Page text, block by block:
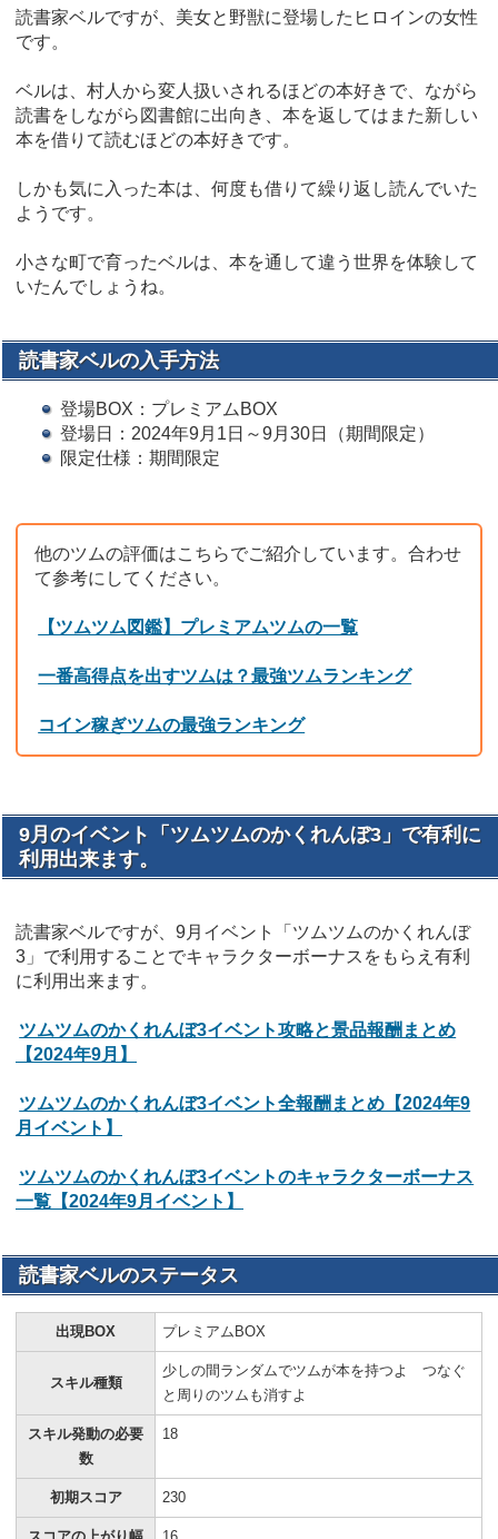
読書家ベルですが、美女と野獣に登場したヒロインの女性
です。
ベルは、村人から変人扱いされるほどの本好きで、ながら
読書をしながら図書館に出向き、本を返してはまた新しい
本を借りて読むほどの本好きです。
しかも気に入った本は、何度も借りて繰り返し読んでいた
ようです。
小さな町で育ったベルは、本を通して違う世界を体験して
いたんでしょうね。
読書家ベルの入手方法
登場BOX：プレミアムBOX
登場日：2024年9月1日～9月30日（期間限定）
限定仕様：期間限定
他のツムの評価はこちらでご紹介しています。合わせ
て参考にしてください。
【ツムツム図鑑】プレミアムツムの一覧
一番高得点を出すツムは？最強ツムランキング
コイン稼ぎツムの最強ランキング
9月のイベント「ツムツムのかくれんぼ3」で有利に
利用出来ます。
読書家ベルですが、9月イベント「ツムツムのかくれんぼ
3」で利用することでキャラクターボーナスをもらえ有利
に利用出来ます。
ツムツムのかくれんぼ3イベント攻略と景品報酬まとめ
【2024年9月】
ツムツムのかくれんぼ3イベント全報酬まとめ【2024年9
月イベント】
ツムツムのかくれんぼ3イベントのキャラクターボーナス
一覧【2024年9月イベント】
読書家ベルのステータス
出現BOX プレミアムBOX
スキル種類
少しの間ランダムでツムが本を持つよ つなぐ
と周りのツムも消すよ
スキル発動の必要
数
18
初期スコア 230